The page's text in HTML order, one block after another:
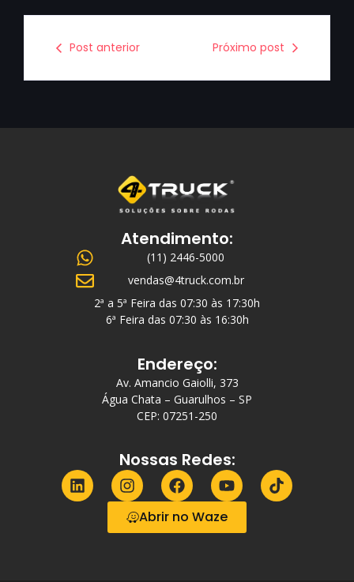
Post anterior Próximo post
Atendimento:
(11) 2446-5000
vendas@4truck.com.br
2ª a 5ª Feira das 07:30 às 17:30h
6ª Feira das 07:30 às 16:30h
Endereço:
Av. Amancio Gaiolli, 373
Água Chata – Guarulhos – SP
CEP: 07251-250
Nossas Redes:
Abrir no Waze